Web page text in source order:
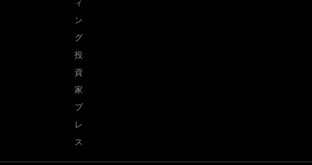
ィ
ン
グ
投
資
家
opens in a new window
プ
レ
ス